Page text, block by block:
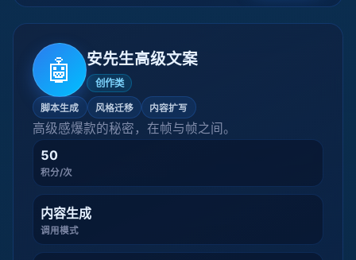
🤖 安先生高级文案
创作类
脚本生成 风格迁移 内容扩写
高级感爆款的秘密，在帧与帧之间。
50
积分/次
内容生成
调用模式